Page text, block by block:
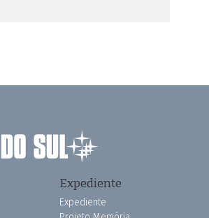
Expediente
Expediente